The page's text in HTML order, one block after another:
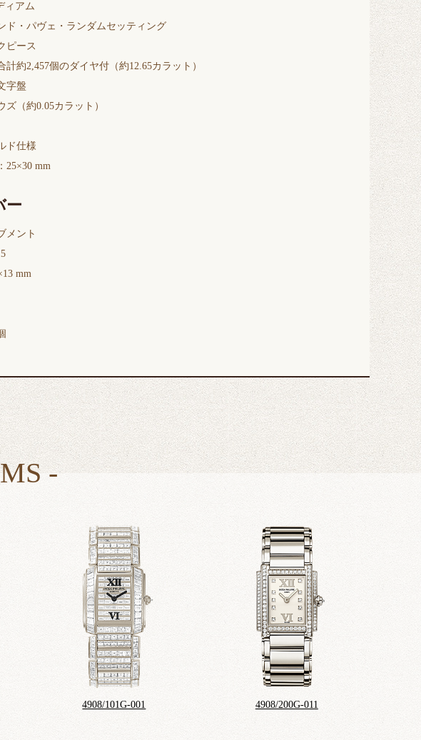
ィアム
ド・パヴェ・ランダムセッティング
ピース
計約2,457個のダイヤ付（約12.65カラット）
字盤
ズ（約0.05カラット）
ド仕様
25×30 mm
ー
メント
mm
4908/101G-001 4908/200G-011